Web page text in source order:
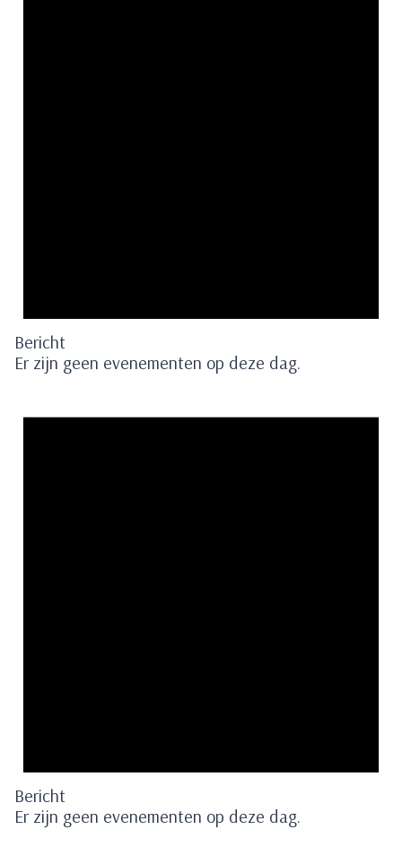
Bericht
Er zijn geen evenementen op deze dag.
Bericht
Er zijn geen evenementen op deze dag.